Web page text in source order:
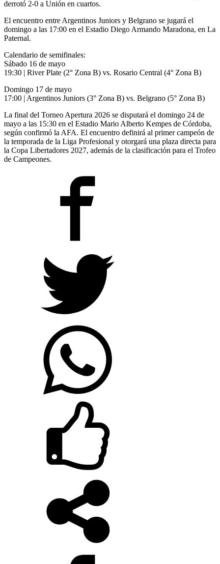
derrotó 2-0 a Unión en cuartos.
El encuentro entre Argentinos Juniors y Belgrano se jugará el
domingo a las 17:00 en el Estadio Diego Armando Maradona, en La
Paternal.
Calendario de semifinales:
Sábado 16 de mayo
19:30 | River Plate (2° Zona B) vs. Rosario Central (4° Zona B)
Domingo 17 de mayo
17:00 | Argentinos Juniors (3° Zona B) vs. Belgrano (5° Zona B)
La final del Torneo Apertura 2026 se disputará el domingo 24 de
mayo a las 15:30 en el Estadio Mario Alberto Kempes de Córdoba,
según confirmó la AFA. El encuentro definirá al primer campeón de
la temporada de la Liga Profesional y otorgará una plaza directa para
la Copa Libertadores 2027, además de la clasificación para el Trofeo
de Campeones.